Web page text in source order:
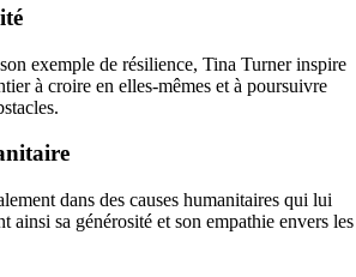
exemple de résilience, Tina Turner inspire
à croire en elles-mêmes et à poursuivre
dans des causes humanitaires qui lui
ainsi sa générosité et son empathie envers les